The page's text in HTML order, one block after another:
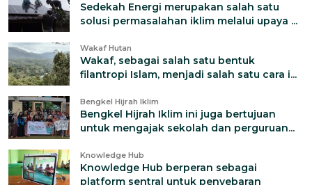
Sedekah Energi merupakan salah satu
solusi permasalahan iklim melalui upaya ...
Wakaf Hutan
Wakaf, sebagai salah satu bentuk
filantropi Islam, menjadi salah satu cara i...
Bengkel Hijrah Iklim
Bengkel Hijrah Iklim ini juga bertujuan
untuk mengajak sekolah dan perguruan...
Knowledge Hub
Knowledge Hub berperan sebagai
platform sentral untuk penyebaran